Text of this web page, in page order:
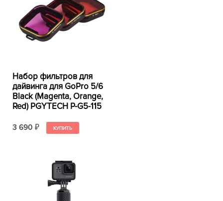
Набор фильтров для
дайвинга для GoPro 5/6
Black (Magenta, Orange,
Red) PGYTECH P-G5-115
3 690 ₽